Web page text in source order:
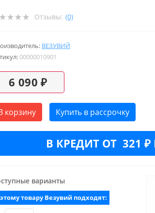
Отзывы: (0)
ВЕЗУВИЙ
00000010901
6 090 ₽
корзину Купить в рассрочку
В КРЕДИТ ОТ 321
варианты
товару Везувий подходят: